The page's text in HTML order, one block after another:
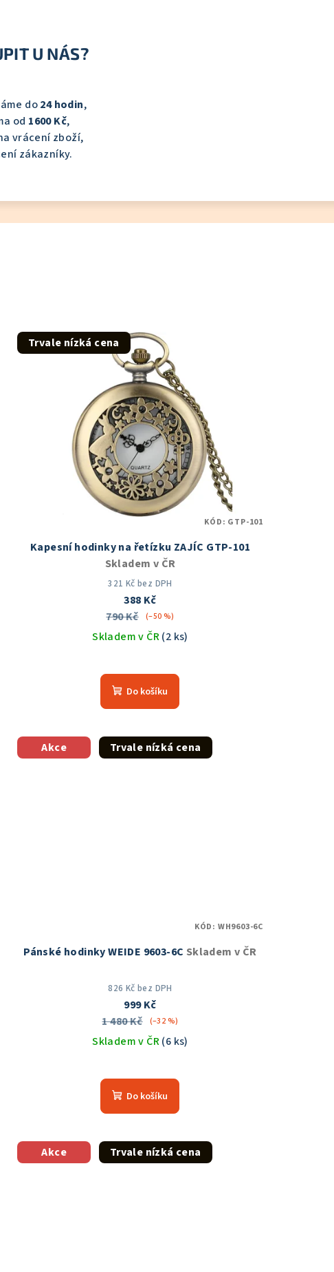
U NÁS?
do24 hodin,
od 1600 Kč,
vrácení zboží,
zákazníky.
Trvale nízká cena
Kapesní hodinky na řetízku ZAJÍC GTP-101
Skladem v ČR
321 Kč bez DPH
388 Kč
790 Kč
(–50 %)
Skladem v ČR(2 ks)
hodnocení
produktu
je
z
5
Do košíku
KÓD: GTP-101
Akce Trvale nízká cena
Pánské hodinky WEIDE 9603-6C Skladem v ČR
826 Kč bez DPH
999 Kč
1 480 Kč
(–32 %)
Skladem v ČR(6 ks)
hodnocení
produktu
je
z
5
Do košíku
KÓD: WH9603-6C
Akce Trvale nízká cena